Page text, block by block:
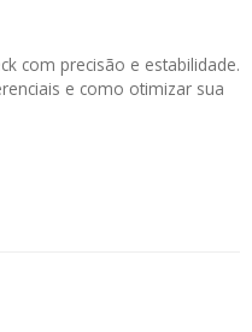
com precisão e estabilidade.
e como otimizar sua